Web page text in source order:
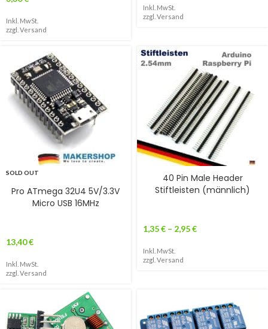
Inkl. MwSt.
zzgl. Versand
Inkl. MwSt.
zzgl. Versand
SOLD OUT
Pro ATmega 32U4 5V/3.3V
Micro USB 16MHz
13,40€
Inkl. MwSt.
zzgl. Versand
40 Pin Male Header
Stiftleisten (männlich)
1,35€ – 2,95€
Inkl. MwSt.
zzgl. Versand